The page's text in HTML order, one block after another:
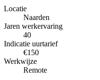
Locatie
Naarden
Jaren werkervaring
40
Indicatie uurtarief
€150
Werkwijze
Remote